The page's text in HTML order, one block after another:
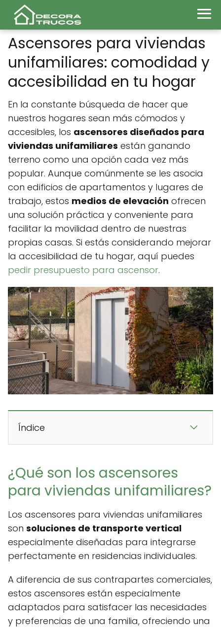
Ascensores para viviendas
unifamiliares: comodidad y
accesibilidad en tu hogar
En la constante búsqueda de hacer que
nuestros hogares sean más cómodos y
accesibles, los ascensores diseñados para
viviendas unifamiliares están ganando
terreno como una opción cada vez más
popular. Aunque comúnmente se les asocia
con edificios de apartamentos y lugares de
trabajo, estos medios de elevación ofrecen
una solución práctica y conveniente para
facilitar la movilidad dentro de nuestras
propias casas. Si estás considerando mejorar
la accesibilidad de tu hogar, aquí puedes
pedir presupuesto para ascensor.
Índice
¿Qué son los ascensores
para viviendas unifamiliares?
Los ascensores para viviendas unifamiliares
son soluciones de transporte vertical
especialmente diseñadas para integrarse
perfectamente en residencias individuales.
A diferencia de sus contrapartes comerciales,
estos ascensores están especialmente
adaptados para satisfacer las necesidades
y preferencias de una familia, ofreciendo una